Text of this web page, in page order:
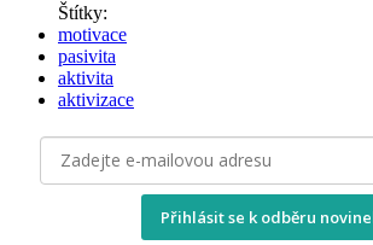
Štítky:
motivace
pasivita
aktivita
aktivizace
Přihlásit se k odběru